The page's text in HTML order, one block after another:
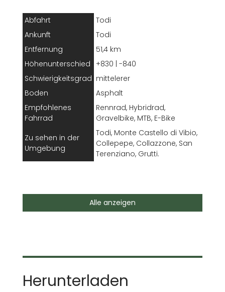
Abfahrt
Todi
Ankunft
Todi
Entfernung
51,4 km
Höhenunterschied
+830 | -840
Schwierigkeitsgrad mittelerer
Boden
Asphalt
Empfohlenes
Fahrrad
Rennrad, Hybridrad,
Gravelbike, MTB, E-Bike
Zu sehen in der
Umgebung
Todi, Monte Castello di Vibio,
Collepepe, Collazzone, San
Terenziano, Grutti.
meistbesuchten Orte Umbriens.
ENTDECKEN SIE DIE DETAILSKOMOOT
Alle anzeigen
Herunterladen